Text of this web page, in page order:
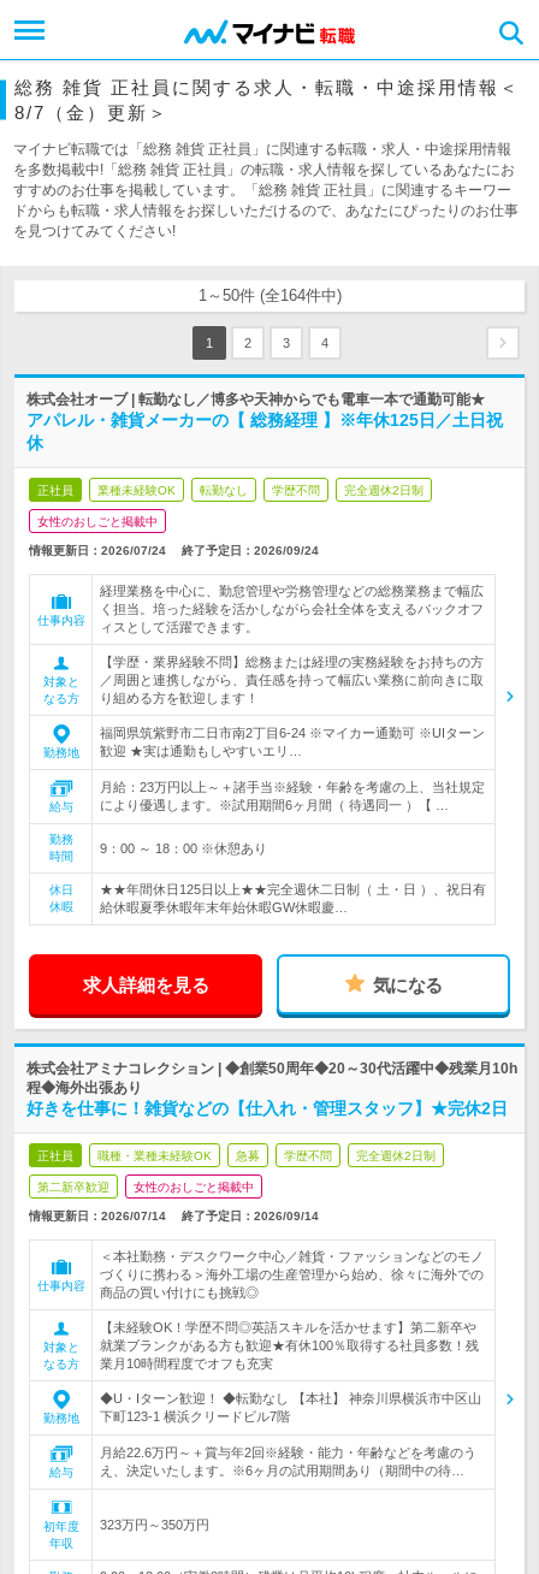
総務 雑貨 正社員に関する求人・転職・中途採用情報＜
8/7（金）更新＞
マイナビ転職では「総務 雑貨 正社員」に関連する転職・求人・中途採用情報
を多数掲載中!「総務 雑貨 正社員」の転職・求人情報を探しているあなたにお
すすめのお仕事を掲載しています。「総務 雑貨 正社員」に関連するキーワー
ドからも転職・求人情報をお探しいただけるので、あなたにぴったりのお仕事
を見つけてみてください!
1～50件 (全164件中)
1 2 3 4
株式会社オーブ | 転勤なし／博多や天神からでも電車一本で通勤可能★
アパレル・雑貨メーカーの【 総務経理 】※年休125日／土日祝
休
正社員 業種未経験OK 転勤なし 学歴不問 完全週休2日制
女性のおしごと掲載中
情報更新日：2026/07/24 終了予定日： 2026/09/24
仕事内容
経理業務を中心に、勤怠管理や労務管理などの総務業務まで幅広
く担当。培った経験を活かしながら会社全体を支えるバックオフ
ィスとして活躍できます。
対象と
なる方
【学歴・業界経験不問】総務または経理の実務経験をお持ちの方
／周囲と連携しながら、責任感を持って幅広い業務に前向きに取
り組める方を歓迎します！
勤務地
福岡県筑紫野市二日市南2丁目6-24 ※マイカー通勤可 ※UIターン
歓迎 ★実は通勤もしやすいエリ…
給与
月給：23万円以上～＋諸手当※経験・年齢を考慮の上、当社規定
により優遇します。※試用期間6ヶ月間（ 待遇同一 ）【 …
勤務
時間
9：00 ～ 18：00 ※休憩あり
休日
休暇
★★年間休日125日以上★★完全週休二日制（ 土・日 ）、祝日有
給休暇夏季休暇年末年始休暇GW休暇慶…
求人詳細を見る 気になる
株式会社アミナコレクション | ◆創業50周年◆20～30代活躍中◆残業月10h
程◆海外出張あり
好きを仕事に！雑貨などの【仕入れ・管理スタッフ】★完休2日
正社員 職種・業種未経験OK 急募 学歴不問 完全週休2日制
第二新卒歓迎 女性のおしごと掲載中
情報更新日：2026/07/14 終了予定日： 2026/09/14
仕事内容
＜本社勤務・デスクワーク中心／雑貨・ファッションなどのモノ
づくりに携わる＞海外工場の生産管理から始め、徐々に海外での
商品の買い付けにも挑戦◎
対象と
なる方
【未経験OK！学歴不問◎英語スキルを活かせます】第二新卒や
就業ブランクがある方も歓迎★有休100％取得する社員多数！残
業月10時間程度でオフも充実
勤務地
◆U・Iターン歓迎！ ◆転勤なし 【本社】 神奈川県横浜市中区山
下町123-1 横浜クリードビル7階
給与
月給22.6万円～＋賞与年2回※経験・能力・年齢などを考慮のう
え、決定いたします。※6ヶ月の試用期間あり（期間中の待…
初年度
年収
323万円～350万円